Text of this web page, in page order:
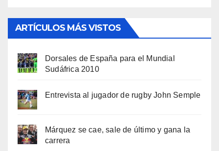
ARTÍCULOS MÁS VISTOS
Dorsales de España para el Mundial
Sudáfrica 2010
Entrevista al jugador de rugby John Semple
Márquez se cae, sale de último y gana la
carrera